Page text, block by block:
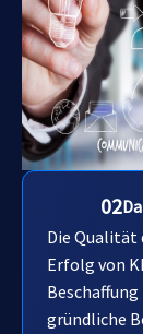
02
Die Qualität
Erfolg von
gründliche